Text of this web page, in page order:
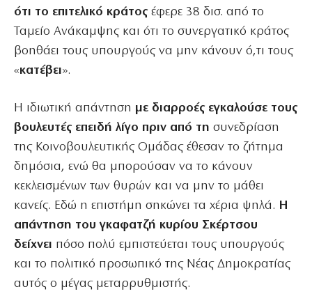
ότι το επιτελικό κράτος έφερε 38 δισ. από το
Ταμείο Ανάκαμψης και ότι το συνεργατικό κράτος
βοηθάει τους υπουργούς να μην κάνουν ό,τι τους
«κατέβει».
Η ιδιωτική απάντηση με διαρροές εγκαλούσε τους
βουλευτές επειδή λίγο πριν από τη συνεδρίαση
της Κοινοβουλευτικής Ομάδας έθεσαν το ζήτημα
δημόσια, ενώ θα μπορούσαν να το κάνουν
κεκλεισμένων των θυρών και να μην το μάθει
κανείς. Εδώ η επιστήμη σηκώνει τα χέρια ψηλά. Η
απάντηση του γκαφατζή κυρίου Σκέρτσου
δείχνει πόσο πολύ εμπιστεύεται τους υπουργούς
και το πολιτικό προσωπικό της Νέας Δημοκρατίας
αυτός ο μέγας μεταρρυθμιστής.